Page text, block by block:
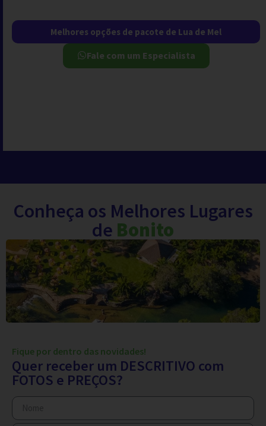
Melhores opções de pacote de Lua de Mel
Fale com um Especialista
Fique por dentro das novidades!
Quer receber um DESCRITIVO com
FOTOS e PREÇOS?
Conheça os Melhores Lugares
de Bonito